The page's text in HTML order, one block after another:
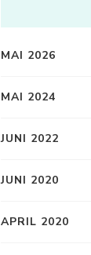
MAI 2026
MAI 2024
JUNI 2022
JUNI 2020
APRIL 2020